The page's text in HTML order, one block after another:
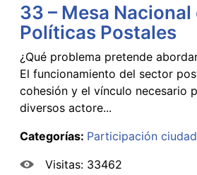
33 – Mesa Nacional
Políticas Postales
¿Qué problema pretende
El funcionamiento del sector
cohesión y el vínculo necesario
diversos actore...
Categorías: Participación
Visitas: 33462